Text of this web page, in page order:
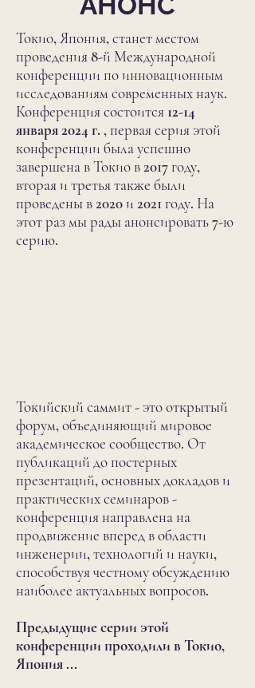
Токио, Япония, станет местом
проведения 8-й Международной
конференции по инновационным
исследованиям современных наук.
Конференция состоится 12-14
января 2024 г. , первая серия этой
конференции была успешно
завершена в Токио в 2017 году,
вторая и третья также были
проведены в 2020 и 2021 году. На
этот раз мы рады анонсировать 7-ю
серию.
Токийский саммит - это открытый
форум, объединяющий мировое
академическое сообщество. От
публикаций до постерных
презентаций, основных докладов и
практических семинаров -
конференция направлена на
продвижение вперед в области
инженерии, технологий и науки,
способствуя честному обсуждению
наиболее актуальных вопросов.
Предыдущие серии этой
конференции проходили в Токио,
Япония ...